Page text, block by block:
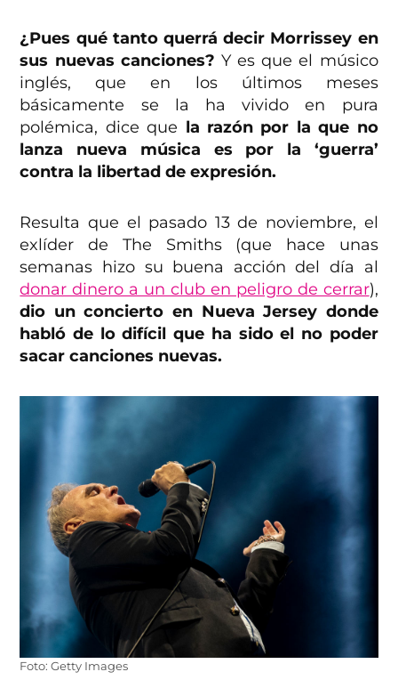
¿Pues qué tanto querrá decir Morrissey en
sus nuevas canciones? Y es que el músico
inglés, que en los últimos meses
básicamente se la ha vivido en pura
polémica, dice que la razón por la que no
lanza nueva música es por la ‘guerra’
contra la libertad de expresión.
Resulta que el pasado 13 de noviembre, el
exlíder de The Smiths (que hace unas
semanas hizo su buena acción del día al
donar dinero a un club en peligro de cerrar),
dio un concierto en Nueva Jersey donde
habló de lo difícil que ha sido el no poder
sacar canciones nuevas.
Foto: Getty Images